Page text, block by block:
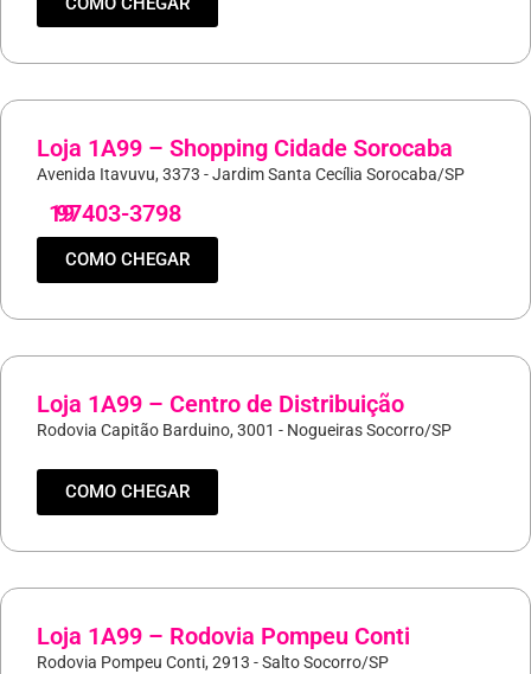
Loja 1A99 – Shopping Cidade Sorocaba
Avenida Itavuvu, 3373 - Jardim Santa Cecília Sorocaba/SP
19
97403-3798
COMO CHEGAR
Loja 1A99 – Centro de Distribuição
Rodovia Capitão Barduino, 3001 - Nogueiras Socorro/SP
COMO CHEGAR
Loja 1A99 – Rodovia Pompeu Conti
Rodovia Pompeu Conti, 2913 - Salto Socorro/SP